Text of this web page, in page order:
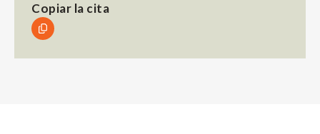
Copiar la cita